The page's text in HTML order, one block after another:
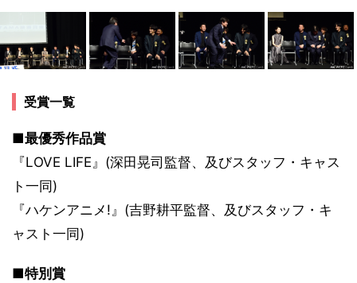
受賞一覧
■最優秀作品賞
『LOVE LIFE』(深田晃司監督、及びスタッフ・キャス
ト一同)
『ハケンアニメ!』(吉野耕平監督、及びスタッフ・キ
ャスト一同)
■特別賞